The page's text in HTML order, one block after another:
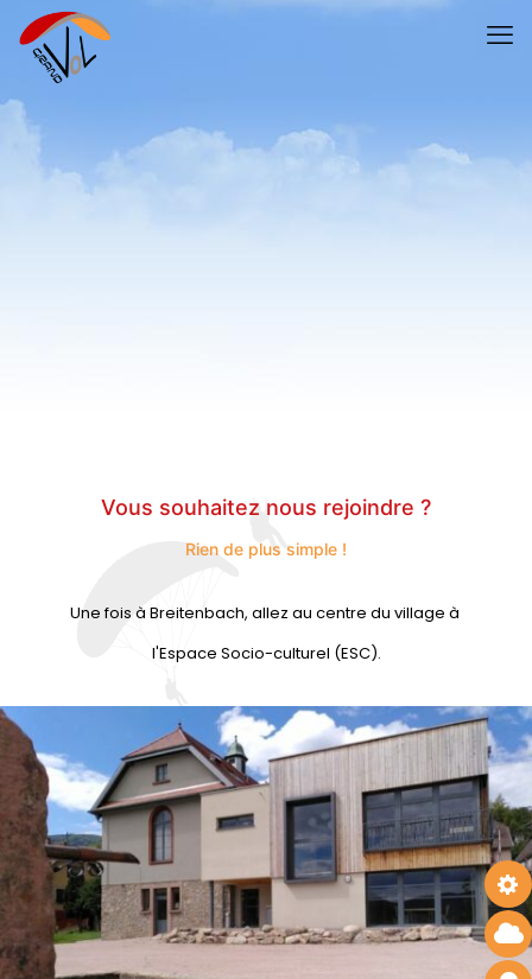
Vous souhaitez nous rejoindre ?
Rien de plus simple !
Une fois à Breitenbach, allez au centre du village à
l'Espace Socio-culturel (ESC).